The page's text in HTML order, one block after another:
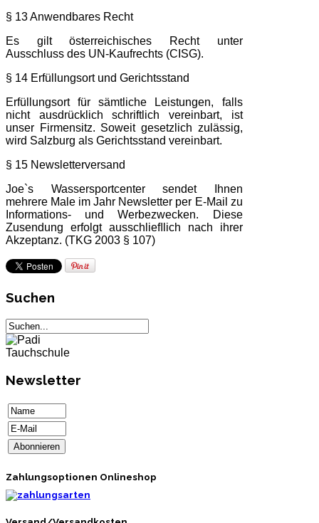
§ 13 Anwendbares Recht
Es gilt österreichisches Recht unter
Ausschluss des UN-Kaufrechts (CISG).
§ 14 Erfüllungsort und Gerichtsstand
Erfüllungsort für sämtliche Leistungen, falls
nicht ausdrücklich schriftlich vereinbart, ist
unser Firmensitz. Soweit gesetzlich zulässig,
wird Salzburg als Gerichtsstand vereinbart.
§ 15 Newsletterversand
Joe`s Wassersportcenter sendet Ihnen
mehrere Male im Jahr Newsletter per E-Mail zu
Informations- und Werbezwecken. Diese
Zusendung erfolgt ausschlieﬂlich nach ihrer
Akzeptanz. (TKG 2003 § 107)
Suchen
Newsletter
Zahlungsoptionen Onlineshop